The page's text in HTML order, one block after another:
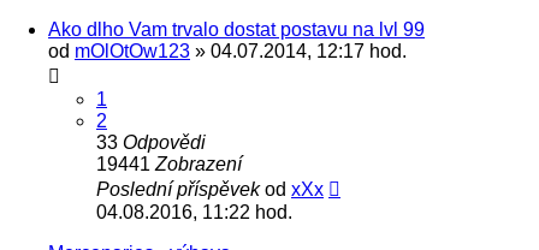
Ako dlho Vam trvalo dostat postavu na lvl 99
od mOlOtOw123 » 04.07.2014, 12:17 hod.
1
2
33 Odpovědi
19441 Zobrazení
Poslední příspěvekod xXx
04.08.2016, 11:22 hod.